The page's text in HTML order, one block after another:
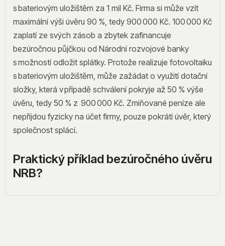
s bateriovým uložištěm za 1 mil Kč. Firma si může vzít
maximální výši úvěru 90 %, tedy 900 000 Kč. 100 000 Kč
zaplatí ze svých zásob a zbytek zafinancuje
bezúročnou půjčkou od Národní rozvojové banky
s možností odložit splátky. Protože realizuje fotovoltaiku
s bateriovým uložištěm, může zažádat o využití dotační
složky, která v případě schválení pokryje až 50 % výše
úvěru, tedy 50 % z 900 000 Kč. Zmiňované peníze ale
nepřijdou fyzicky na účet firmy, pouze pokrátí úvěr, který
společnost splácí.
Praktický příklad bezúročného úvěru
NRB?